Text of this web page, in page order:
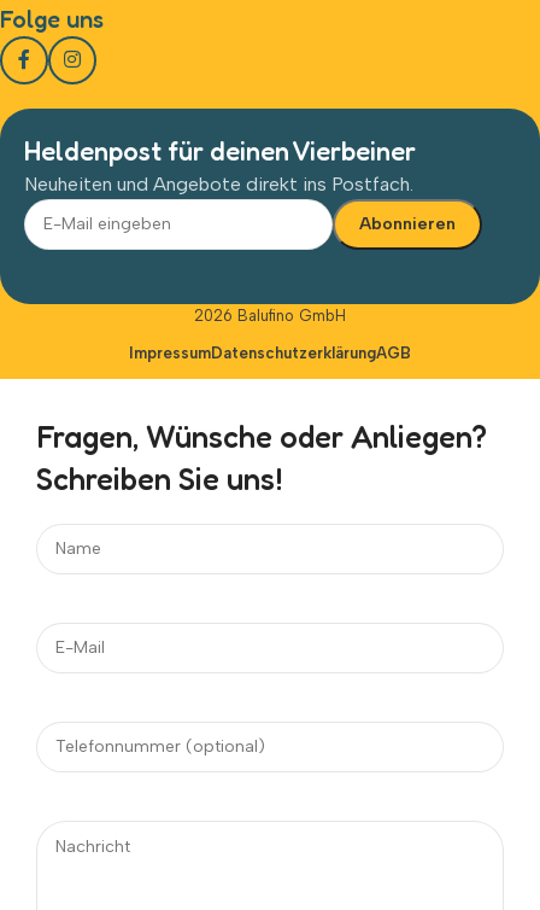
Folge uns
Heldenpost für deinen Vierbeiner
Neuheiten und Angebote direkt ins Postfach.
2026 Balufino GmbH
ImpressumDatenschutzerklärungAGB
Fragen, Wünsche oder Anliegen?
Schreiben Sie uns!